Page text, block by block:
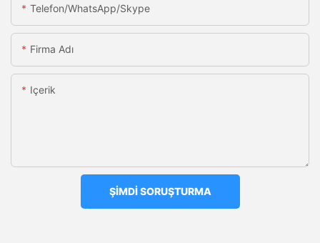
Telefon/WhatsApp/Skype
Firma Adı
Içerik
ŞIMDI SORUŞTURMA